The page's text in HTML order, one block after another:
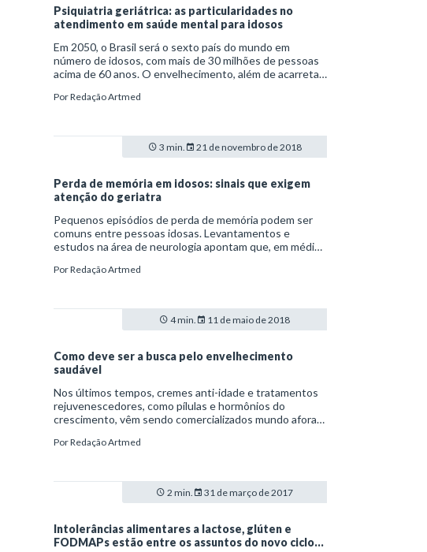
Psiquiatria geriátrica: as particularidades no
atendimento em saúde mental para idosos
Em 2050, o Brasil será o sexto país do mundo em
número de idosos, com mais de 30 milhões de pessoas
acima de 60 anos. O envelhecimento, além de acarretar
acompanhado de mudanças nos padrões de vida do
transtornos mentais, como a depressão crônica e a
demência. E é aí que entra o papel importante da
PorRedação Artmed
3 min. 21 de novembro de 2018
Perda de memória em idosos: sinais que exigem
atenção do geriatra
Pequenos episódios de perda de memória podem ser
comuns entre pessoas idosas. Levantamentos e
estudos na área de neurologia apontam que, em média,
dificuldades para se recordar de determinadas
PorRedação Artmed
4 min. 11 de maio de 2018
Como deve ser a busca pelo envelhecimento
saudável
Nos últimos tempos, cremes anti-idade e tratamentos
rejuvenescedores, como pílulas e hormônios do
crescimento, vêm sendo comercializados mundo afora
retardar os efeitos do envelhecimento, seja na pele, na
não buscam exatamente proporcionar melhor saúde à
terceira idade – até porque envelhecer faz parte do
PorRedação Artmed
2 min. 31 de março de 2017
Intolerâncias alimentares a lactose, glúten e
FODMAPs estão entre os assuntos do novo ciclo